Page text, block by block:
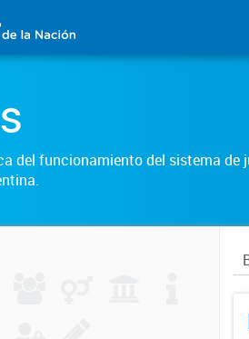
del funcionamiento del sistema de